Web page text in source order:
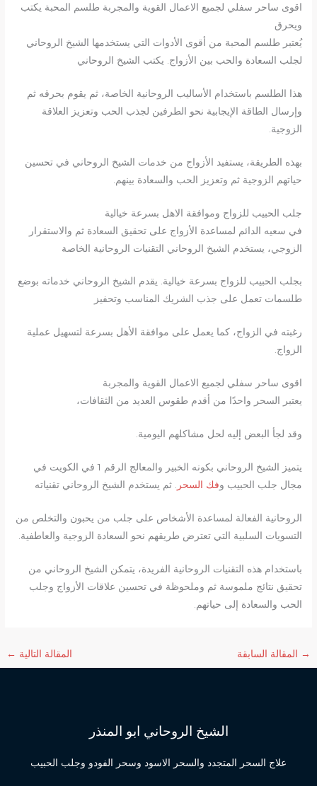
اقوى ساحر سفلي لجميع الاعمال القوية والمجربة طلسم المحبة يكتب
ويحرق
يُعتبر طلسم المحبة من أقوى الأدوات التي يستخدمها الشيخ الروحاني
لجلب السعادة والحب بين الأزواج. يكتب الشيخ الروحاني
هذا الطلسم باستخدام الأساليب الروحانية الخاصة، ثم يقوم بحرقه ثم
وإرسال الطاقة الإيجابية نحو الطرفين لجذب الحب وتعزيز العلاقة
الزوجية.
بهذه الطريقة، يستفيد الأزواج من خدمات الشيخ الروحاني في تحسين
حياتهم الزوجية ثم وتعزيز الحب والسعادة بينهم.
جلب الحبيب للزواج وموافقة الاهل بسرعة خيالية
في سعيه الدائم لمساعدة الأزواج على تحقيق السعادة ثم والاستقرار
الزوجي، يستخدم الشيخ الروحاني التقنيات الروحانية الخاصة
بجلب الحبيب للزواج بسرعة خيالية. يقدم الشيخ الروحاني خدماته بوضع
طلسمات تعمل على جذب الشريك المناسب وتحفيز
رغبته في الزواج، كما يعمل على موافقة الأهل بسرعة لتسهيل عملية
الزواج.
اقوى ساحر سفلي لجميع الاعمال القوية والمجربة
يعتبر السحر واحدًا من أقدم طقوس العديد من الثقافات،
وقد لجأ البعض إليه لحل مشاكلهم اليومية.
يتميز الشيخ الروحاني بكونه الخبير والمعالج الرقم 1 في الكويت في
مجال جلب الحبيب وفك السحر . ثم يستخدم الشيخ الروحاني تقنياته
الروحانية الفعالة لمساعدة الأشخاص على جلب من يحبون والتخلص من
التسويات السلبية التي تعترض طريقهم نحو السعادة الزوجية والعاطفية.
باستخدام هذه التقنيات الروحانية الفريدة، يتمكن الشيخ الروحاني من
تحقيق نتائج ملموسة ثم وملحوظة في تحسين علاقات الأزواج وجلب
الحب والسعادة إلى حياتهم.
→ المقالة السابقة المقالة التالية ←
الشيخ الروحاني ابو المنذر
علاج السحر المتجدد والسحر الاسود وسحر الفودو وجلب الحبيب